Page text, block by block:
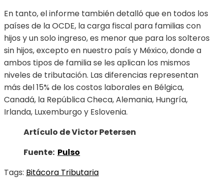
En tanto, el informe también detalló que en todos los
países de la OCDE, la carga fiscal para familias con
hijos y un solo ingreso, es menor que para los solteros
sin hijos, excepto en nuestro país y México, donde a
ambos tipos de familia se les aplican los mismos
niveles de tributación. Las diferencias representan
más del 15% de los costos laborales en Bélgica,
Canadá, la República Checa, Alemania, Hungría,
Irlanda, Luxemburgo y Eslovenia.
Artículo de Victor Petersen
Fuente: Pulso
Tags: Bitácora Tributaria